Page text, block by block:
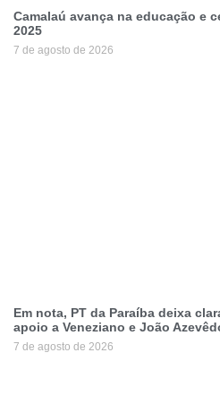
Camalaú avança na educação e
2025
7 de agosto de 2026
Em nota, PT da Paraíba deixa
apoio a Veneziano e João
7 de agosto de 2026